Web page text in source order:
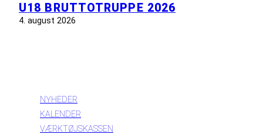
U18 BRUTTOTRUPPE 2026
4. august 2026
NYHEDER
KALENDER
VÆRKTØJSKASSEN